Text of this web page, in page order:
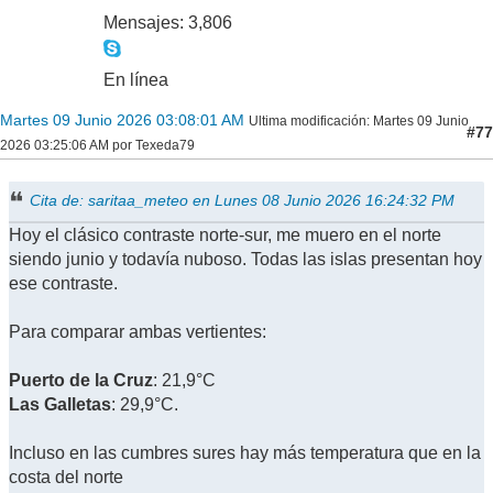
Mensajes: 3,806
En línea
Martes 09 Junio 2026 03:08:01 AM Ultima modificación: Martes 09 Junio
2026 03:25:06 AM por Texeda79
#77
Cita de: saritaa_meteo en Lunes 08 Junio 2026 16:24:32 PM
Hoy el clásico contraste norte-sur, me muero en el norte
siendo junio y todavía nuboso. Todas las islas presentan hoy
ese contraste.
Para comparar ambas vertientes:
Puerto de la Cruz: 21,9°C
Las Galletas: 29,9°C.
Incluso en las cumbres sures hay más temperatura que en la
costa del norte